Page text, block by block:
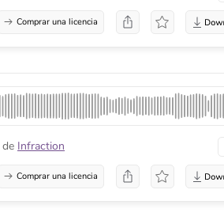
Comprar una licencia
de Infraction
Comprar una licencia